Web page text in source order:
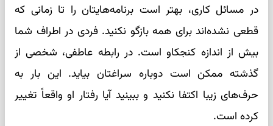
در مسائل کاری، بهتر است برنامه‌هایتان را تا زمانی که
قطعی نشده‌اند برای همه بازگو نکنید. فردی در اطراف شما
بیش از اندازه کنجکاو است. در رابطه عاطفی، شخصی از
گذشته ممکن است دوباره سراغتان بیاید. این بار به
حرف‌های زیبا اکتفا نکنید و ببینید آیا رفتار او واقعاً تغییر
کرده است.